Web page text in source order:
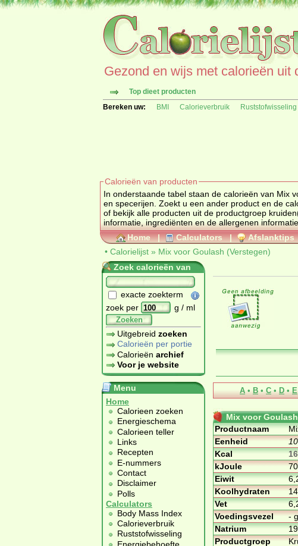
Gezond en wijs met calorieën uit
Top dieet producten
Bereken uw:
BMI Calorieverbruik Ruststofwisseling
Calorieën van producten
In onderstaande tabel staan de calorieën van Mix
en specerijen. Zoekt u een ander product
of bekijk alle producten uit de productgroep
informatie, ingrediënten en de allergenen
Home | Calculators | Afslanktips
• Calorielijst » Mix voor Goulash (Verstegen)
Zoek calorieën van
exacte zoekterm
zoek per
g / ml
Zoeken
Uitgebreid zoeken
Calorieën per portie
Calorieën archief
Voor je website
Menu
Home
Calorieen zoeken
Energieschema
Calorieen teller
Links
Recepten
E-nummers
Contact
Disclaimer
Polls
Calculators
Body Mass Index
Calorieverbruik
Ruststofwisseling
Energiebehoefte
A • B • C • D • E
Mix voor
Productnaam
Eenheid
Kcal
kJoule
Eiwit
Koolhydraten
Vet
Voedingsvezel
-
Natrium
Productgroep